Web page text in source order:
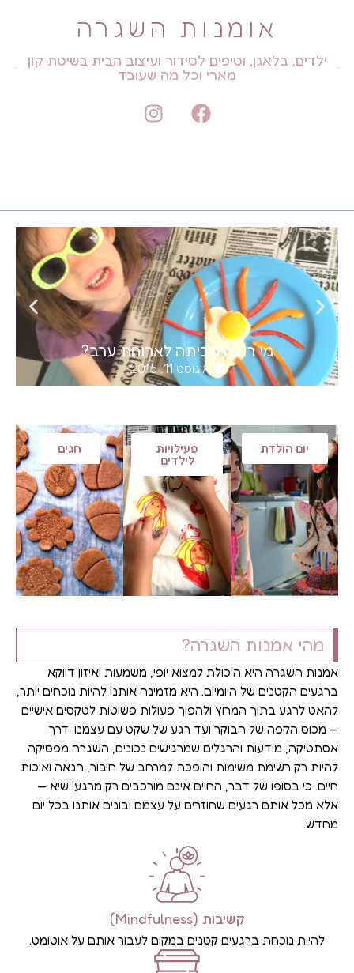
אומנות השגרה
ילדים, בלאגן, וטיפים לסידור ועיצוב הבית בשיטת קון
מארי וכל מה שעובד
מי רוצה חביתה לארוחת ערב?
אוגוסט 11, 2015
יום הולדת פעילויות
לילדים
חגים
מהי אמנות השגרה?
אמנות השגרה היא היכולת למצוא יופי, משמעות ואיזון דווקא
ברגעים הקטנים של היומיום. היא מזמינה אותנו להיות נוכחים יותר,
להאט לרגע בתוך המרוץ ולהפוך פעולות פשוטות לטקסים אישיים
— מכוס הקפה של הבוקר ועד רגע של שקט עם עצמנו. דרך
אסתטיקה, מודעות והרגלים שמרגישים נכונים, השגרה מפסיקה
להיות רק רשימת משימות והופכת למרחב של חיבור, הנאה ואיכות
חיים. כי בסופו של דבר, החיים אינם מורכבים רק מרגעי שיא —
אלא מכל אותם רגעים שחוזרים על עצמם ובונים אותנו בכל יום
מחדש.
קשיבות (Mindfulness)
להיות נוכחת ברגעים קטנים במקום לעבור אותם על אוטומט.